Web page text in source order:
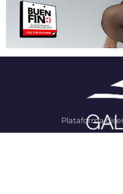
Plataforma